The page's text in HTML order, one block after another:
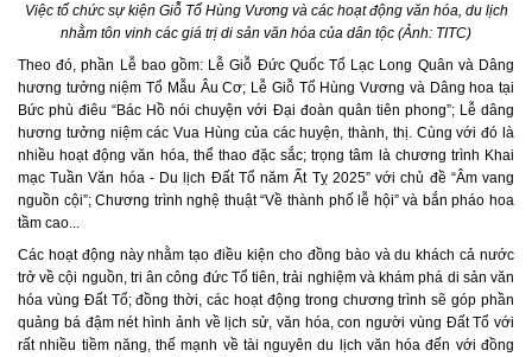
Việc tổ chức sự kiện Giỗ Tổ Hùng Vương và các hoạt động văn hóa, du lịch
nhằm tôn vinh các giá trị di sản văn hóa của dân tộc (Ảnh: TITC)
Theo đó, phần Lễ bao gồm: Lễ Giỗ Đức Quốc Tổ Lạc Long Quân và Dâng
hương tưởng niệm Tổ Mẫu Âu Cơ; Lễ Giỗ Tổ Hùng Vương và Dâng hoa tại
Bức phù điêu “Bác Hồ nói chuyện với Đại đoàn quân tiên phong”; Lễ dâng
hương tưởng niệm các Vua Hùng của các huyện, thành, thị. Cùng với đó là
nhiều hoạt động văn hóa, thể thao đặc sắc; trọng tâm là chương trình Khai
mạc Tuần Văn hóa - Du lịch Đất Tổ năm Ất Tỵ 2025” với chủ đề “Âm vang
nguồn cội”; Chương trình nghệ thuật “Về thành phố lễ hội” và bắn pháo hoa
tầm cao...
Các hoạt động này nhằm tạo điều kiện cho đồng bào và du khách cả nước
trở về cội nguồn, tri ân công đức Tổ tiên, trải nghiệm và khám phá di sản văn
hóa vùng Đất Tổ; đồng thời, các hoạt động trong chương trình sẽ góp phần
quảng bá đậm nét hình ảnh về lịch sử, văn hóa, con người vùng Đất Tổ với
rất nhiều tiềm năng, thế mạnh về tài nguyên du lịch văn hóa đến với đồng